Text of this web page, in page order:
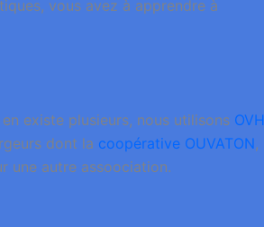
vous avez à apprendre à
existe plusieurs, nous utilisons OVH
dont la coopérative OUVATON,
une autre assoociation.